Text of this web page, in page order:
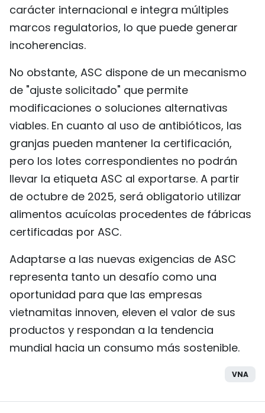
carácter internacional e integra múltiples
marcos regulatorios, lo que puede generar
incoherencias.
No obstante, ASC dispone de un mecanismo
de "ajuste solicitado" que permite
modificaciones o soluciones alternativas
viables. En cuanto al uso de antibióticos, las
granjas pueden mantener la certificación,
pero los lotes correspondientes no podrán
llevar la etiqueta ASC al exportarse. A partir
de octubre de 2025, será obligatorio utilizar
alimentos acuícolas procedentes de fábricas
certificadas por ASC.
Adaptarse a las nuevas exigencias de ASC
representa tanto un desafío como una
oportunidad para que las empresas
vietnamitas innoven, eleven el valor de sus
productos y respondan a la tendencia
mundial hacia un consumo más sostenible.
VNA